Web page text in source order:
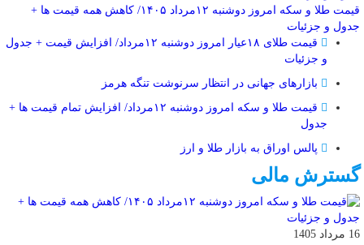
قیمت طلا و سکه امروز دوشنبه ۱۲مرداد ۱۴۰۵/ کاهش همه قیمت ها +
جدول و جزئیات
قیمت طلای ۱۸عیار امروز دوشنبه ۱۲مرداد/ افزایش قیمت + جدول
و جزئیات
بازارهای جهانی در انتظار سرنوشت تنگه هرمز
قیمت طلا و سکه امروز دوشنبه ۱۲مرداد/ افزایش تمام قیمت ها +
جدول
پالس اوراق به بازار طلا و ارز
گسترش مالی
16 مرداد 1405